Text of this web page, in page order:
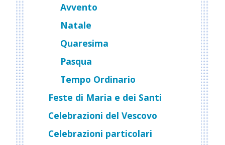
Avvento
Natale
Quaresima
Pasqua
Tempo Ordinario
Feste di Maria e dei Santi
Celebrazioni del Vescovo
Celebrazioni particolari